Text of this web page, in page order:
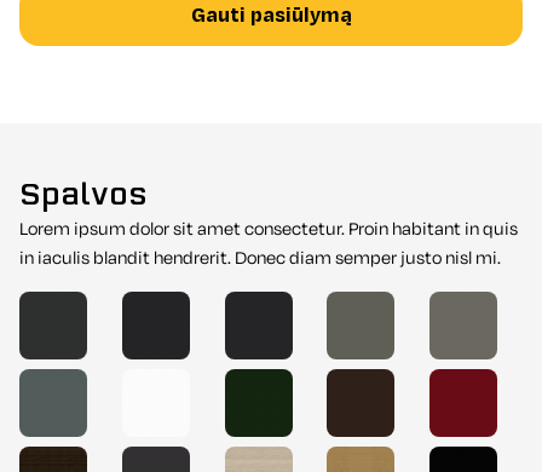
Gauti pasiūlymą
Spalvos
Lorem ipsum dolor sit amet consectetur. Proin habitant in quis
in iaculis blandit hendrerit. Donec diam semper justo nisl mi.